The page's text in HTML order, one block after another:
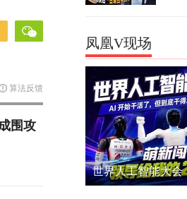
算法反馈
围攻
凤凰V现场